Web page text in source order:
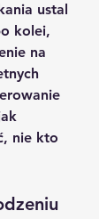
ustal
kolei,
na
nie kto